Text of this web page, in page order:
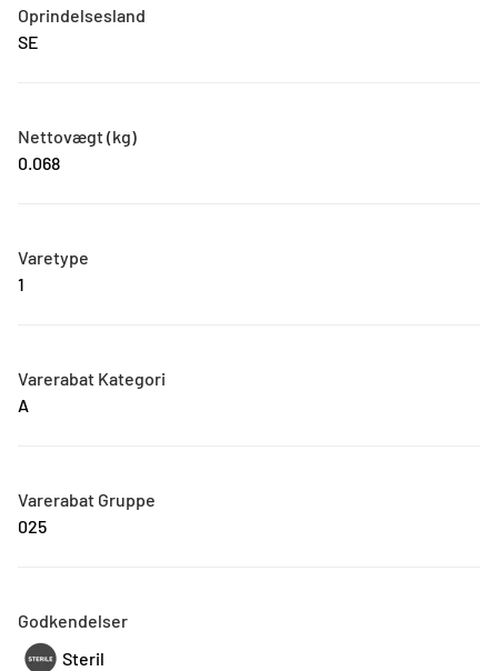
Oprindelsesland
SE
Nettovægt (kg)
0.068
Varetype
1
Varerabat Kategori
A
Varerabat Gruppe
025
Godkendelser
Steril